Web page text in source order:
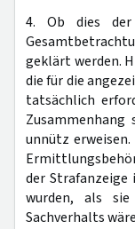
4. Ob dies
geklärt werden.
die für die
tatsächlich
unnütz
der
wurden, als
Sachverhalts